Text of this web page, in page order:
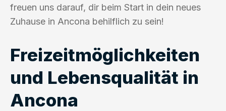
freuen uns darauf, dir beim Start in dein neues
Zuhause in Ancona behilflich zu sein!
Freizeitmöglichkeiten
und Lebensqualität in
Ancona